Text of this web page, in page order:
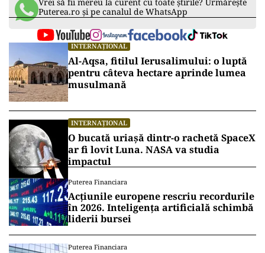
Puterea.ro și pe canalul de WhatsApp
INTERNAȚIONAL
Al-Aqsa, fitilul Ierusalimului: o luptă
pentru câteva hectare aprinde lumea
musulmană
INTERNAȚIONAL
O bucată uriașă dintr-o rachetă SpaceX
ar fi lovit Luna. NASA va studia
impactul
Puterea Financiara
Acțiunile europene rescriu recordurile
în 2026. Inteligența artificială schimbă
liderii bursei
Puterea Financiara